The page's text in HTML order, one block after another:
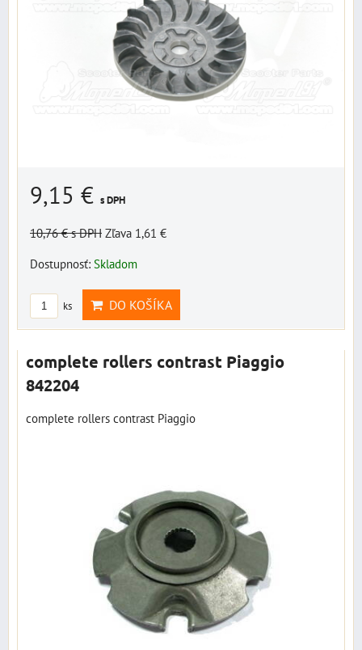
9,15 € s DPH
10,76 €s DPH Zľava 1,61 €
Dostupnosť: Skladom
ks DO KOŠÍKA
complete rollers contrast Piaggio
842204
complete rollers contrast Piaggio